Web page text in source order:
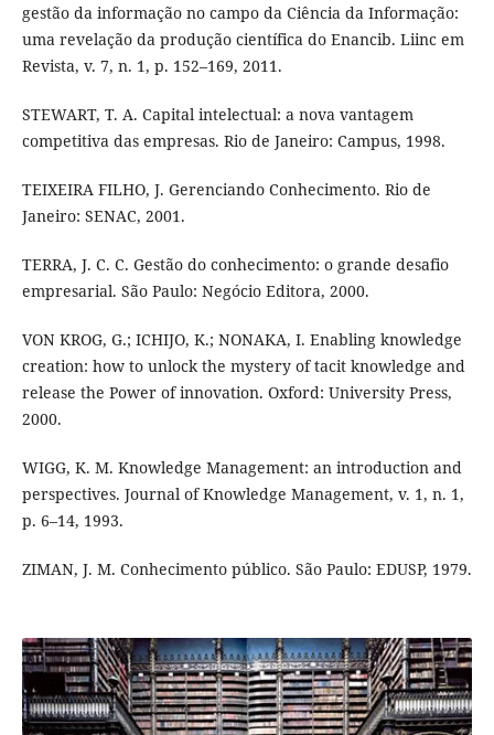
gestão da informação no campo da Ciência da Informação:
uma revelação da produção científica do Enancib. Liinc em
Revista, v. 7, n. 1, p. 152–169, 2011.
STEWART, T. A. Capital intelectual: a nova vantagem
competitiva das empresas. Rio de Janeiro: Campus, 1998.
TEIXEIRA FILHO, J. Gerenciando Conhecimento. Rio de
Janeiro: SENAC, 2001.
TERRA, J. C. C. Gestão do conhecimento: o grande desafio
empresarial. São Paulo: Negócio Editora, 2000.
VON KROG, G.; ICHIJO, K.; NONAKA, I. Enabling knowledge
creation: how to unlock the mystery of tacit knowledge and
release the Power of innovation. Oxford: University Press,
2000.
WIGG, K. M. Knowledge Management: an introduction and
perspectives. Journal of Knowledge Management, v. 1, n. 1,
p. 6–14, 1993.
ZIMAN, J. M. Conhecimento público. São Paulo: EDUSP, 1979.